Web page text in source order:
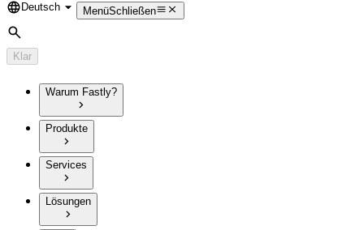
Language
Deutsch MenüSchließen
Suche
Klar
Warum Fastly?
Produkte
Services
Lösungen